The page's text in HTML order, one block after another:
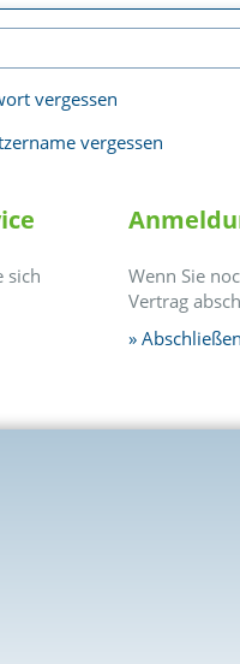
vergessen
vergessen
sich
Wenn Sie
Vertrag
Abschließen